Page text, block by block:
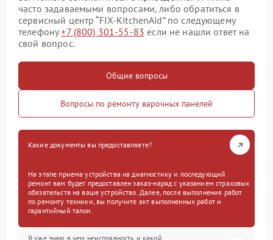
часто задаваемыми вопросами, либо обратиться в
сервисный центр “FIX-KitchenAid” по следующему
телефону+7 (800) 301-55-83 если не нашли ответ на
свой вопрос.
Общие вопросы
Вопросы по ремонту варочных панелей
Какие документы вы предоставляете?
На этапе приема устройства на диагностику и последующий
ремонт вам будет предоставлен заказ-наряд с указанием страховых
обязательств на ваше устройство. Далее, после выполнения работ
по ремонту техники, вы получите акт выполненных работ и
гарантийный талон.
Я уже знаю в чем неисправность и какой